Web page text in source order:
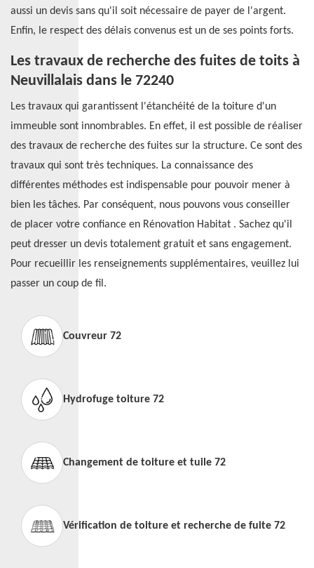
aussi un devis sans qu'il soit nécessaire de payer de l'argent.
Enfin, le respect des délais convenus est un de ses points forts.
Les travaux de recherche des fuites de toits à
Neuvillalais dans le 72240
Les travaux qui garantissent l'étanchéité de la toiture d'un
immeuble sont innombrables. En effet, il est possible de réaliser
des travaux de recherche des fuites sur la structure. Ce sont des
travaux qui sont très techniques. La connaissance des
différentes méthodes est indispensable pour pouvoir mener à
bien les tâches. Par conséquent, nous pouvons vous conseiller
de placer votre confiance en Rénovation Habitat . Sachez qu'il
peut dresser un devis totalement gratuit et sans engagement.
Pour recueillir les renseignements supplémentaires, veuillez lui
passer un coup de fil.
Couvreur 72
Hydrofuge toiture 72
Changement de toiture et tuile 72
Vérification de toiture et recherche de fuite 72